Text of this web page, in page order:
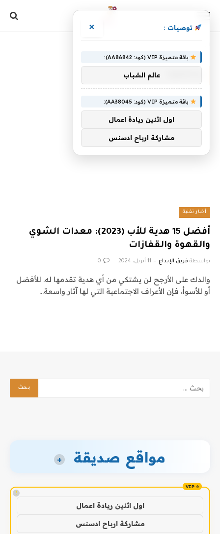
أخبار تقنية
أفضل 15 هدية للأب (2023): معدات الشوي
والقهوة والقفازات
بواسطة فريق الإبداع 11 أبريل، 2024 0
والدك على الأرجح لن يشتكي من أي هدية تقدمها له. للأفضل
أو للأسوأ، فإن الأعراف الاجتماعية التي لها آثار واسعة…
مواقع صديقة +
!
اول اثنين ريادة اعمال
مشاركة ارباح ادسنس
توصيات : ×
باقة متميزة VIP (كود: AA86842):
عالم الشباب
باقة متميزة VIP (كود: AA38045):
اول اثنين ريادة اعمال
مشاركة ارباح ادسنس